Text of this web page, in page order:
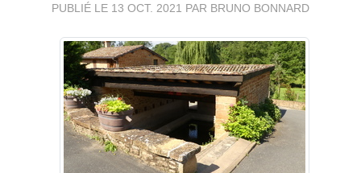
PUBLIÉ LE 13 OCT. 2021 PAR BRUNO BONNARD